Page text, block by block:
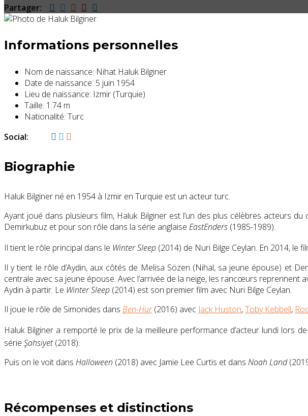
Partager:
Informations personnelles
Nom de naissance: Nihat Haluk Bilginer
Date de naissance: 5 juin 1954
Lieu de naissance: Izmir (Turquie)
Taille: 1.74 m
Nationalité: Turc
Social:
Biographie
Haluk Bilginer né en 1954 à Izmir en Turquie est un acteur turc.
Ayant joué dans plusieurs film, Haluk Bilginer est l’un des plus célèbres acteurs
Demirkubuz et pour son rôle dans la série anglaise EastEnders (1985-1989).
Il tient le rôle principal dans le Winter Sleep (2014) de Nuri Bilge Ceylan. En 2014, le
Il y tient le rôle d’Aydin, aux côtés de Melisa Sözen (Nihal, sa jeune épouse) et
centrale avec sa jeune épouse. Avec l’arrivée de la neige, les rancœurs
Aydin à partir. Le Winter Sleep (2014) est son premier film avec Nuri Bilge Ceylan.
Il joue le rôle de Simonides dans Ben-Hur(2016) avec Jack Huston,Toby Kebbell,
Haluk Bilginer a remporté le prix de la meilleure performance d’acteur lundi lors
série Şahsiyet(2018).
Puis on le voit dans Halloween (2018) avec Jamie Lee Curtis et dans Noah Land
Récompenses et distinctions